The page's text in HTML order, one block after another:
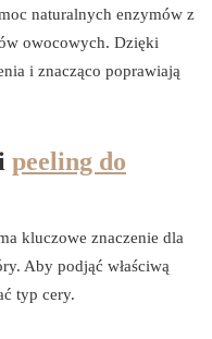
naturalnych enzymów z
owocowych. Dzięki
i znacząco poprawiają
peeling do
kluczowe znaczenie dla
Aby podjąć właściwą
typ cery.